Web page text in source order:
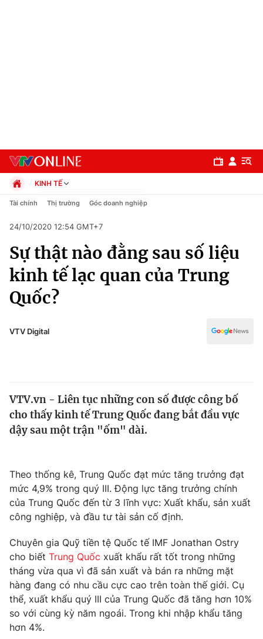
Chuyên mục
Chính trị
Xã hội
Pháp luật
Thế giới
Tin tức
Câu chuyện quốc tế
Kinh tế
Thị trường
Góc doanh nghiệp
Dữ liệu và đời sống
Truyền hình
Hậu trường
Nhân vật
Khán giả
Giải sao mai
Giải trí
Điện ảnh
Âm nhạc
Sao
Đời sống
Du lịch
Làm đẹp
Giáo dục
Tuyển sinh
KINH TẾ
Chính trị
Pháp luật
Kinh tế
Thể thao
Truyền hình
Văn hóa - Giải trí
Tài chính Thị trường Góc doanh nghiệp
24/10/2020 12:54 GMT+7
Sự thật nào đằng sau số liệu
kinh tế lạc quan của Trung
Quốc?
VTV Digital
VTV.vn - Liên tục những con số được công bố
cho thấy kinh tế Trung Quốc đang bắt đầu vực
dậy sau một trận "ốm" dài.
Theo thống kê, Trung Quốc đạt mức tăng trưởng đạt
mức 4,9% trong quý III. Động lực tăng trưởng chính
của Trung Quốc đến từ 3 lĩnh vực: Xuất khẩu, sản xuất
công nghiệp, và đầu tư tài sản cố định.
Chuyên gia Quỹ tiền tệ Quốc tế IMF Jonathan Ostry
cho biết Trung Quốc xuất khẩu rất tốt trong những
tháng vừa qua vì đã sản xuất và bán ra những mặt
hàng đang có nhu cầu cực cao trên toàn thế giới. Cụ
thể, xuất khẩu quý III của Trung Quốc đã tăng hơn 10%
so với cùng kỳ năm ngoái. Trong khi nhập khẩu tăng
hơn 4%.